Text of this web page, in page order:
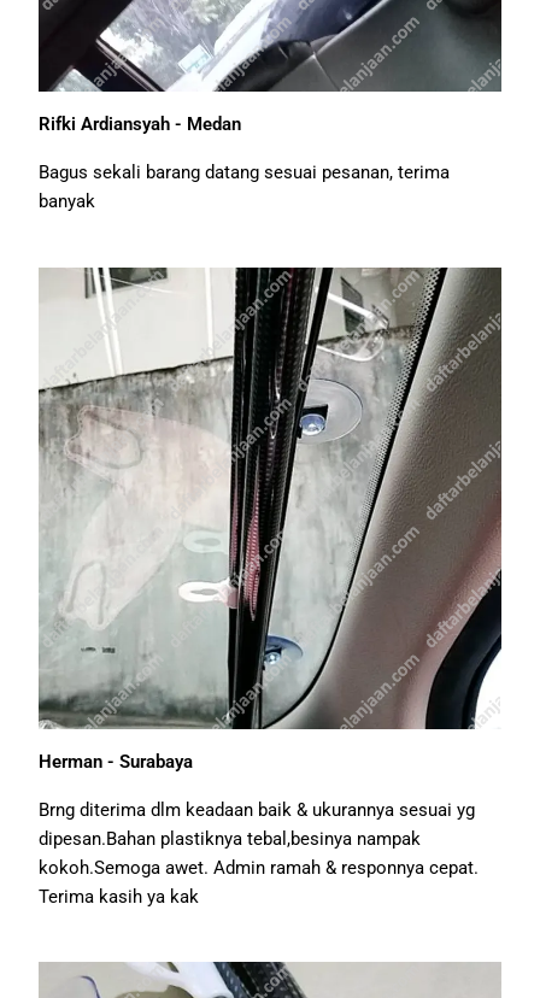
Rifki Ardiansyah - Medan
Bagus sekali barang datang sesuai pesanan, terima
banyak
Herman - Surabaya
Brng diterima dlm keadaan baik & ukurannya sesuai yg
dipesan.Bahan plastiknya tebal,besinya nampak
kokoh.Semoga awet. Admin ramah & responnya cepat.
Terima kasih ya kak